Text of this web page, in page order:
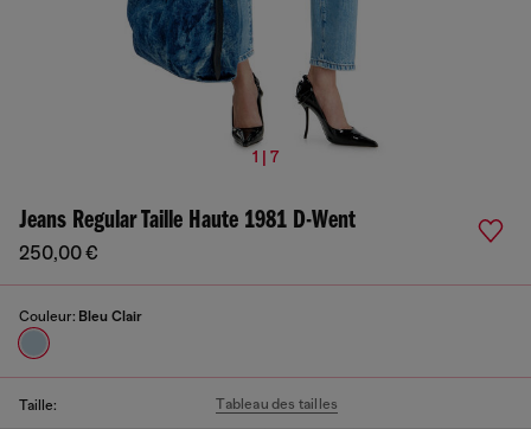
1 | 7
Jeans Regular Taille Haute 1981 D-Went
250,00 €
Couleur: Bleu Clair
Taille: Tableau des tailles